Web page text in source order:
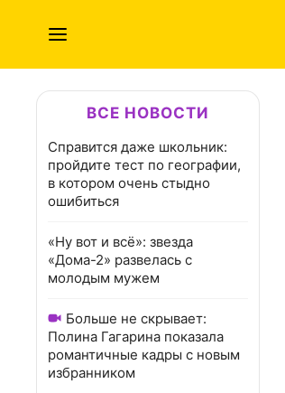
ВСЕ НОВОСТИ
Справится даже школьник:
пройдите тест по географии,
в котором очень стыдно
ошибиться
«Ну вот и всё»: звезда
«Дома-2» развелась с
молодым мужем
Больше не скрывает:
Полина Гагарина показала
романтичные кадры с новым
избранником